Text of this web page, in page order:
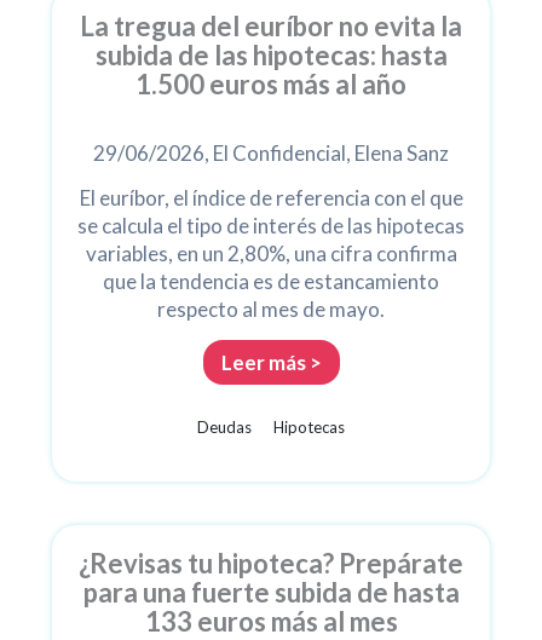
La tregua del euríbor no evita la
subida de las hipotecas: hasta
1.500 euros más al año
29/06/2026, El Confidencial, Elena Sanz
El euríbor, el índice de referencia con el que
se calcula el tipo de interés de las hipotecas
variables, en un 2,80%, una cifra confirma
que la tendencia es de estancamiento
respecto al mes de mayo.
Leer más >
Deudas Hipotecas
¿Revisas tu hipoteca? Prepárate
para una fuerte subida de hasta
133 euros más al mes